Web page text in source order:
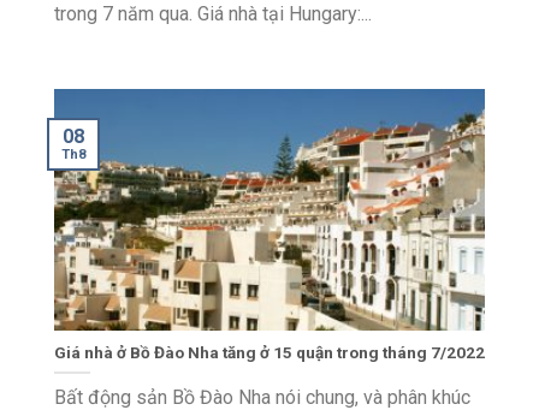
trong 7 năm qua. Giá nhà tại Hungary:...
Giá nhà ở Bồ Đào Nha tăng ở 15 quận trong tháng 7/2022
Bất động sản Bồ Đào Nha nói chung, và phân khúc
08
Th8